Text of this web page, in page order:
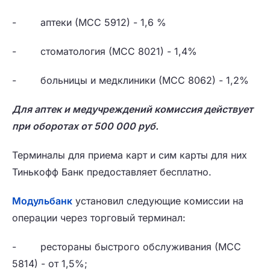
- аптеки (МСС 5912) - 1,6 %
- стоматология (МСС 8021) - 1,4%
- больницы и медклиники (МСС 8062) - 1,2%
Для аптек и медучреждений комиссия действует
при оборотах от 500 000 руб.
Терминалы для приема карт и сим карты для них
Тинькофф Банк предоставляет бесплатно.
Модульбанк установил следующие комиссии на
операции через торговый терминал:
- рестораны быстрого обслуживания (МСС
5814) - от 1,5%;